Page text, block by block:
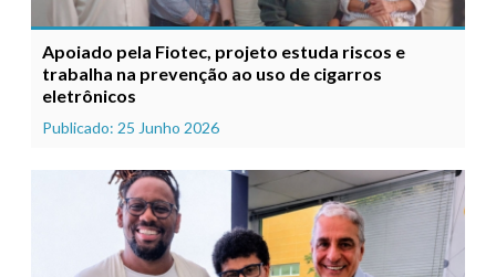
Apoiado pela Fiotec, projeto estuda riscos e
trabalha na prevenção ao uso de cigarros
eletrônicos
Publicado: 25 Junho 2026